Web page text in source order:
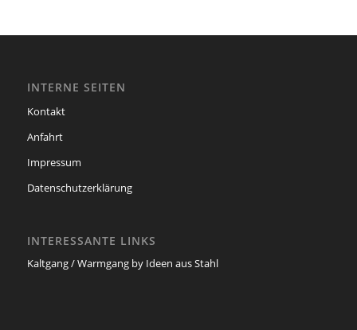
INTERNE SEITEN
Kontakt
Anfahrt
Impressum
Datenschutzerklärung
INTERESSANTE LINKS
Kaltgang / Warmgang by Ideen aus Stahl